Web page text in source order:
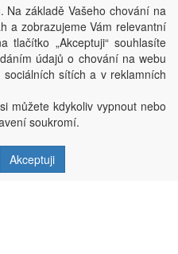
powered byABRA E-shop
Staré Město; IČO: 03220923; DIČ:
dne 22. 7. 2014, krajský soud v
84002
Na základě Vašeho chování na
a zobrazujeme Vám relevantní
tlačítko „Akceptuji“ souhlasíte
údajů o chování na webu
sítích a v reklamních
můžete kdykoliv vypnout nebo
soukromí.
Akceptuji